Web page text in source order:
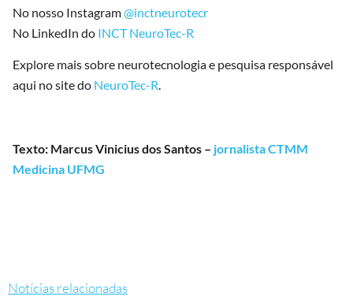
No nosso Instagram@inctneurotecr
No LinkedIn do INCT NeuroTec-R
Explore mais sobre neurotecnologia e pesquisa responsável
aqui no site do NeuroTec-R.
Texto: Marcus Vinicius dos Santos – jornalista CTMM
Medicina UFMG
Notícias relacionadas